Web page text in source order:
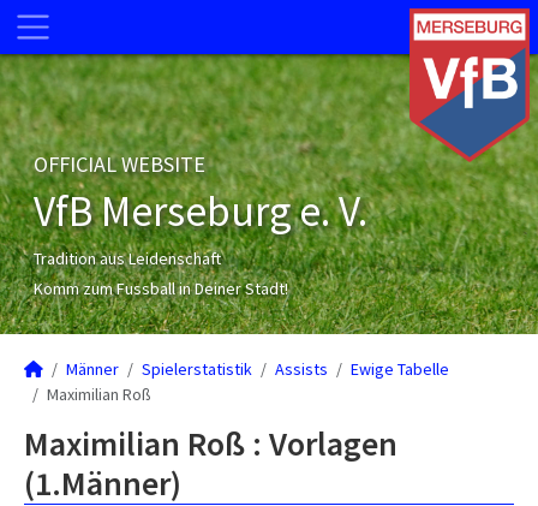
OFFICIAL WEBSITE
VfB Merseburg e. V.
Tradition aus Leidenschaft
Komm zum Fussball in Deiner Stadt!
Männer Spielerstatistik Assists
Ewige Tabelle
Maximilian Roß
Maximilian Roß : Vorlagen
(1.Männer)